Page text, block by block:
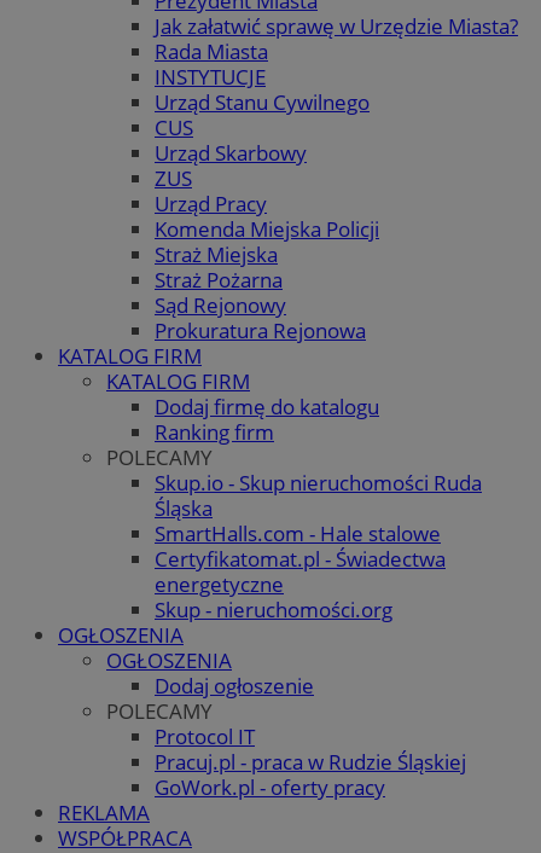
Jak załatwić sprawę w Urzędzie Miasta?
Rada Miasta
INSTYTUCJE
Urząd Stanu Cywilnego
CUS
Urząd Skarbowy
ZUS
Urząd Pracy
Komenda Miejska Policji
Straż Miejska
Straż Pożarna
Sąd Rejonowy
Prokuratura Rejonowa
KATALOG FIRM
KATALOG FIRM
Dodaj firmę do katalogu
Ranking firm
POLECAMY
Skup.io - Skup nieruchomości Ruda
Śląska
SmartHalls.com - Hale stalowe
Certyfikatomat.pl - Świadectwa
energetyczne
Skup - nieruchomości.org
OGŁOSZENIA
OGŁOSZENIA
Dodaj ogłoszenie
POLECAMY
Protocol IT
Pracuj.pl - praca w Rudzie Śląskiej
GoWork.pl - oferty pracy
REKLAMA
WSPÓŁPRACA